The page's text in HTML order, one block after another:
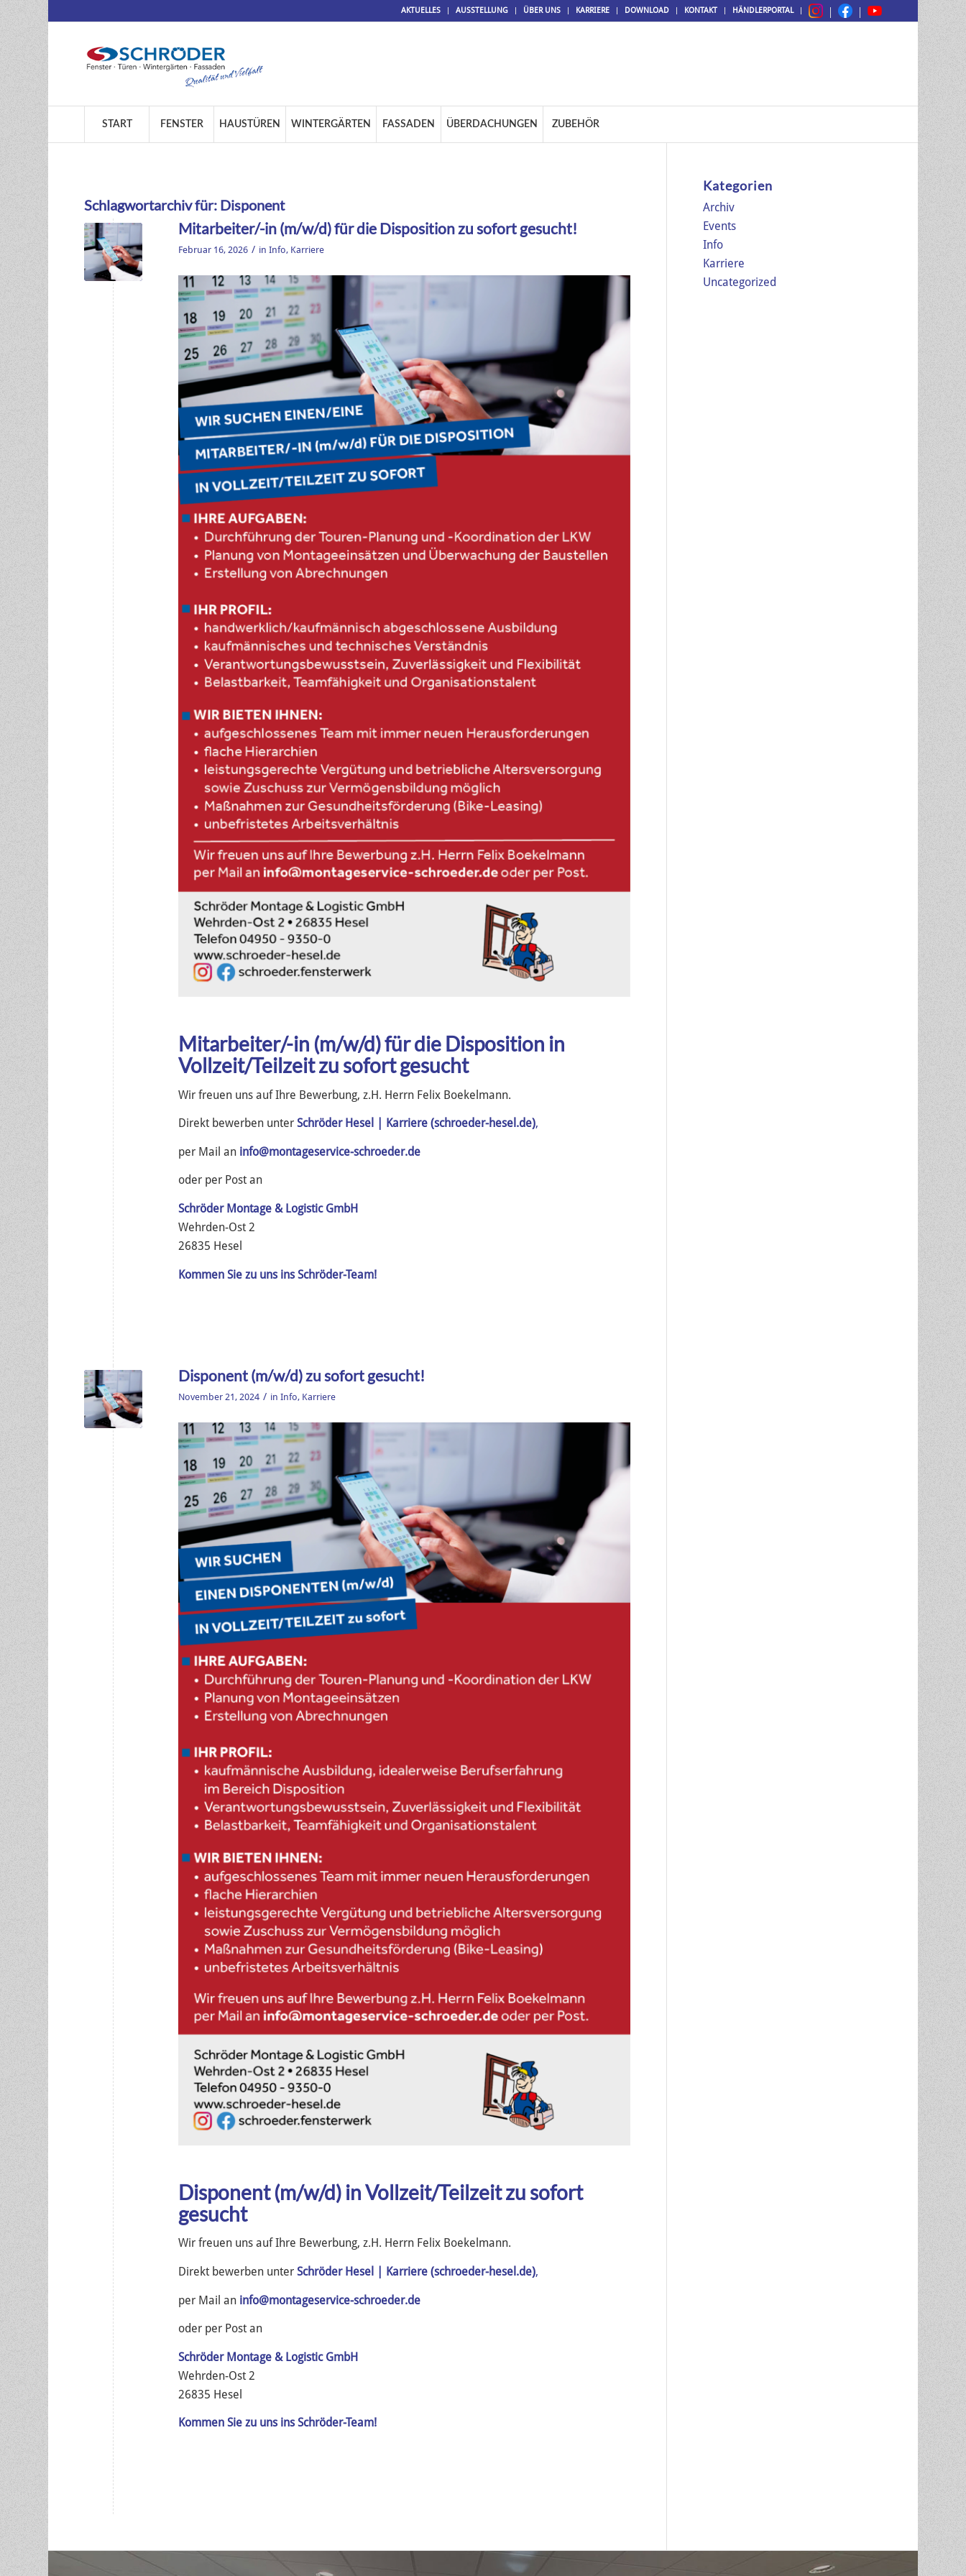
AKTUELLES AUSSTELLUNG ÜBER UNS KARRIERE DOWNLOAD KONTAKT HÄNDLERPORTAL
START FENSTER HAUSTÜREN WINTERGÄRTEN FASSADEN ÜBERDACHUNGEN ZUBEHÖR
Schlagwortarchiv für: Disponent
Mitarbeiter/-in (m/w/d) für die Disposition zu sofort gesucht!
Februar 16, 2026 / inInfo, Karriere
Mitarbeiter/-in (m/w/d) für die Disposition in
Vollzeit/Teilzeit zu sofort gesucht
Wir freuen uns auf Ihre Bewerbung, z.H. Herrn Felix Boekelmann.
Direkt bewerben unterSchröder Hesel | Karriere (schroeder-hesel.de),
per Mail an info@montageservice-schroeder.de
oder per Post an
Schröder Montage & Logistic GmbH
Wehrden-Ost 2
26835 Hesel
Kommen Sie zu uns ins Schröder-Team!
Disponent (m/w/d) zu sofort gesucht!
November 21, 2024 / inInfo, Karriere
Disponent (m/w/d) in Vollzeit/Teilzeit zu sofort
gesucht
Wir freuen uns auf Ihre Bewerbung, z.H. Herrn Felix Boekelmann.
Direkt bewerben unterSchröder Hesel | Karriere (schroeder-hesel.de),
per Mail an info@montageservice-schroeder.de
oder per Post an
Schröder Montage & Logistic GmbH
Wehrden-Ost 2
26835 Hesel
Kommen Sie zu uns ins Schröder-Team!
Kategorien
Archiv
Events
Info
Karriere
Uncategorized